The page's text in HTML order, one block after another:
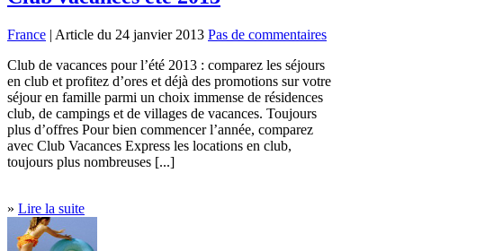
France | Article du 24 janvier 2013 Pas de commentaires
Club de vacances pour l’été 2013 : comparez les séjours
en club et profitez d’ores et déjà des promotions sur votre
séjour en famille parmi un choix immense de résidences
club, de campings et de villages de vacances. Toujours
plus d’offres Pour bien commencer l’année, comparez
avec Club Vacances Express les locations en club,
toujours plus nombreuses [...]
» Lire la suite